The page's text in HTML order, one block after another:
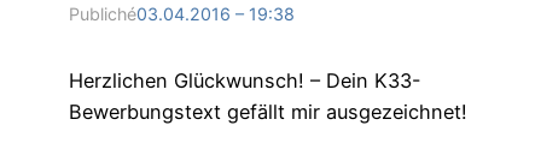
Publiché03.04.2016 – 19:38
Herzlichen Glückwunsch! – Dein K33-
Bewerbungstext gefällt mir ausgezeichnet!